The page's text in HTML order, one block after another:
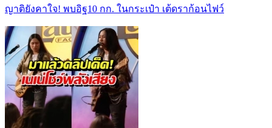
ญาติยังคาใจ! พบอิฐ10 กก. ในกระเป๋า เต้ดราก้อนไฟว์